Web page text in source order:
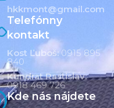
hkkmont@gmail.com
Telefónny
kontakt
Kost Ľuboš:0915 895
840
Kundrat Rastislav:
0918 469 726
Kde nás nájdete